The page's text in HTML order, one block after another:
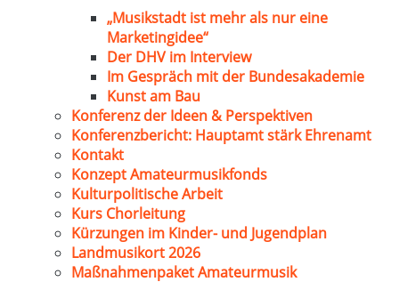
„Musikstadt ist mehr als nur eine
Marketingidee“
Der DHV im Interview
Im Gespräch mit der Bundesakademie
Kunst am Bau
Konferenz der Ideen & Perspektiven
Konferenzbericht: Hauptamt stärk Ehrenamt
Kontakt
Konzept Amateurmusikfonds
Kulturpolitische Arbeit
Kurs Chorleitung
Kürzungen im Kinder- und Jugendplan
Landmusikort 2026
Maßnahmenpaket Amateurmusik